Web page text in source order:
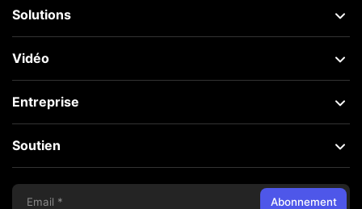
Solutions
Vidéo
Entreprise
Soutien
Abonnement